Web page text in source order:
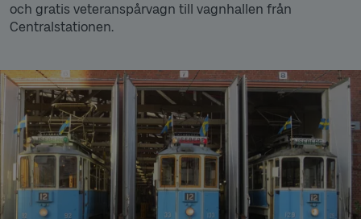
och gratis veteranspårvagn till vagnhallen från
Centralstationen.